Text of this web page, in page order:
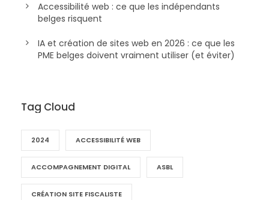
Accessibilité web : ce que les indépendants
belges risquent
IA et création de sites web en 2026 : ce que les
PME belges doivent vraiment utiliser (et éviter)
Tag Cloud
2024 ACCESSIBILITÉ WEB
ACCOMPAGNEMENT DIGITAL ASBL
CRÉATION SITE FISCALISTE